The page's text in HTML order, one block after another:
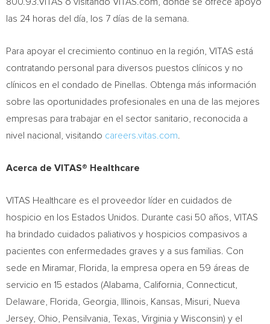
las 24 horas del día, los 7 días de la semana.
Para apoyar el crecimiento continuo en la región, VITAS está
contratando personal para diversos puestos clínicos y no
clínicos en el condado de Pinellas. Obtenga más información
sobre las oportunidades profesionales en una de las mejores
empresas para trabajar en el sector sanitario, reconocida a
nivel nacional, visitando careers.vitas.com
Acerca de VITAS® Healthcare
VITAS Healthcare es el proveedor líder en cuidados de
hospicio en los Estados Unidos. Durante casi 50 años, VITAS
ha brindado cuidados paliativos y hospicios compasivos a
pacientes con enfermedades graves y a sus familias. Con
sede en Miramar, Florida, la empresa opera en 59 áreas de
servicio en 15 estados (Alabama, California, Connecticut,
Delaware, Florida, Georgia, Illinois, Kansas, Misuri, Nueva
Jersey, Ohio, Pensilvania, Texas, Virginia y Wisconsin) y el